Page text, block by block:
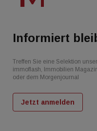
Informiert
Treffen Sie eine Selektion
immoflash, Immobilien
oder dem Morgenjournal
Jetzt anmelden